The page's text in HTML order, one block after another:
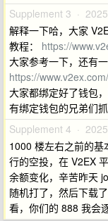
Supplement 3 ·
解释一下哈，大家
教程： https://
大家参考一下，还有
https://
大家都绑定好了钱包
有绑定钱包的兄弟们
Supplement 4 ·
1000 楼左右之前的
行的空投，在 V2EX
余额变化，辛苦昨天
随机打了，然后下载
看，你们的 888 我会